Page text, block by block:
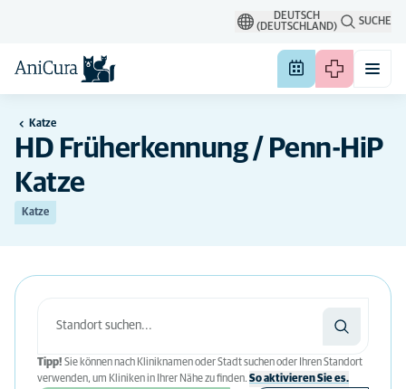
DEUTSCH
(DEUTSCHLAND)
SUCHE
Katze
HD Früherkennung / Penn-HiP
Katze
Katze
Tipp! Sie können nach Kliniknamen oder Stadt suchen oder Ihren Standort
verwenden, um Kliniken in Ihrer Nähe zu finden. So aktivieren Sie es.